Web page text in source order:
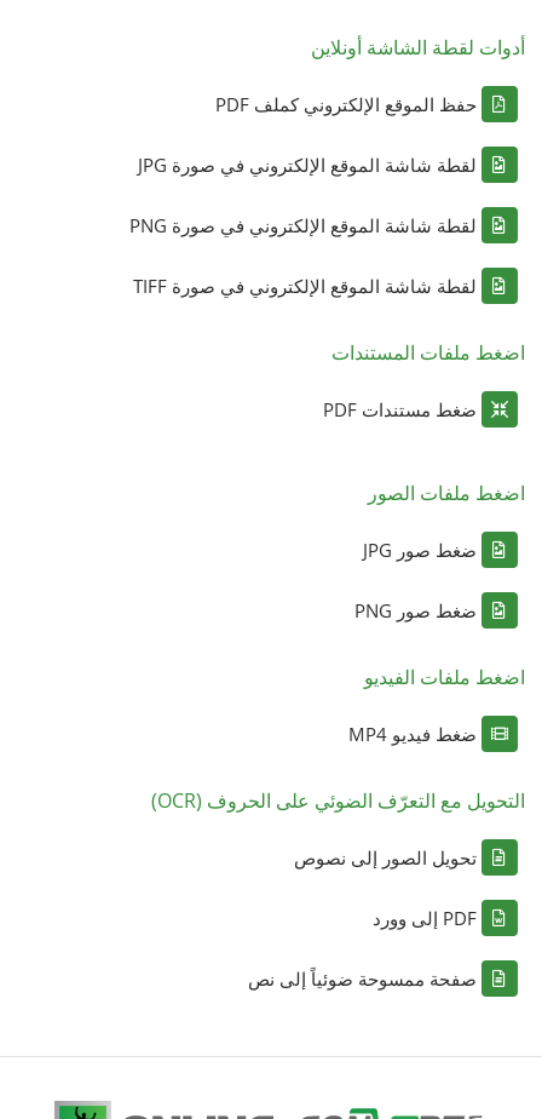
أدوات لقطة الشاشة أونلاين
حفظ الموقع الإلكتروني كملف PDF
لقطة شاشة الموقع الإلكتروني في صورة JPG
لقطة شاشة الموقع الإلكتروني في صورة PNG
لقطة شاشة الموقع الإلكتروني في صورة TIFF
اضغط ملفات المستندات
ضغط مستندات PDF
اضغط ملفات الصور
ضغط صور JPG
ضغط صور PNG
اضغط ملفات الفيديو
ضغط فيديو MP4
التحويل مع التعرّف الضوئي على الحروف (OCR)
تحويل الصور إلى نصوص
PDF إلى وورد
صفحة ممسوحة ضوئياً إلى نص